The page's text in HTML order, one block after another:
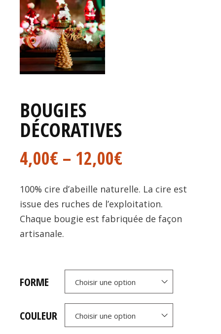
BOUGIES
DÉCORATIVES
4,00€ – 12,00€
100% cire d’abeille naturelle. La cire est
issue des ruches de l’exploitation.
Chaque bougie est fabriquée de façon
artisanale.
FORME Choisir une option
COULEUR Choisir une option